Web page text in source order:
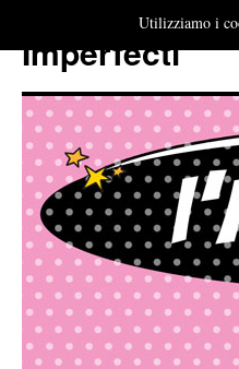
Imperfecti
Utilizziamo i